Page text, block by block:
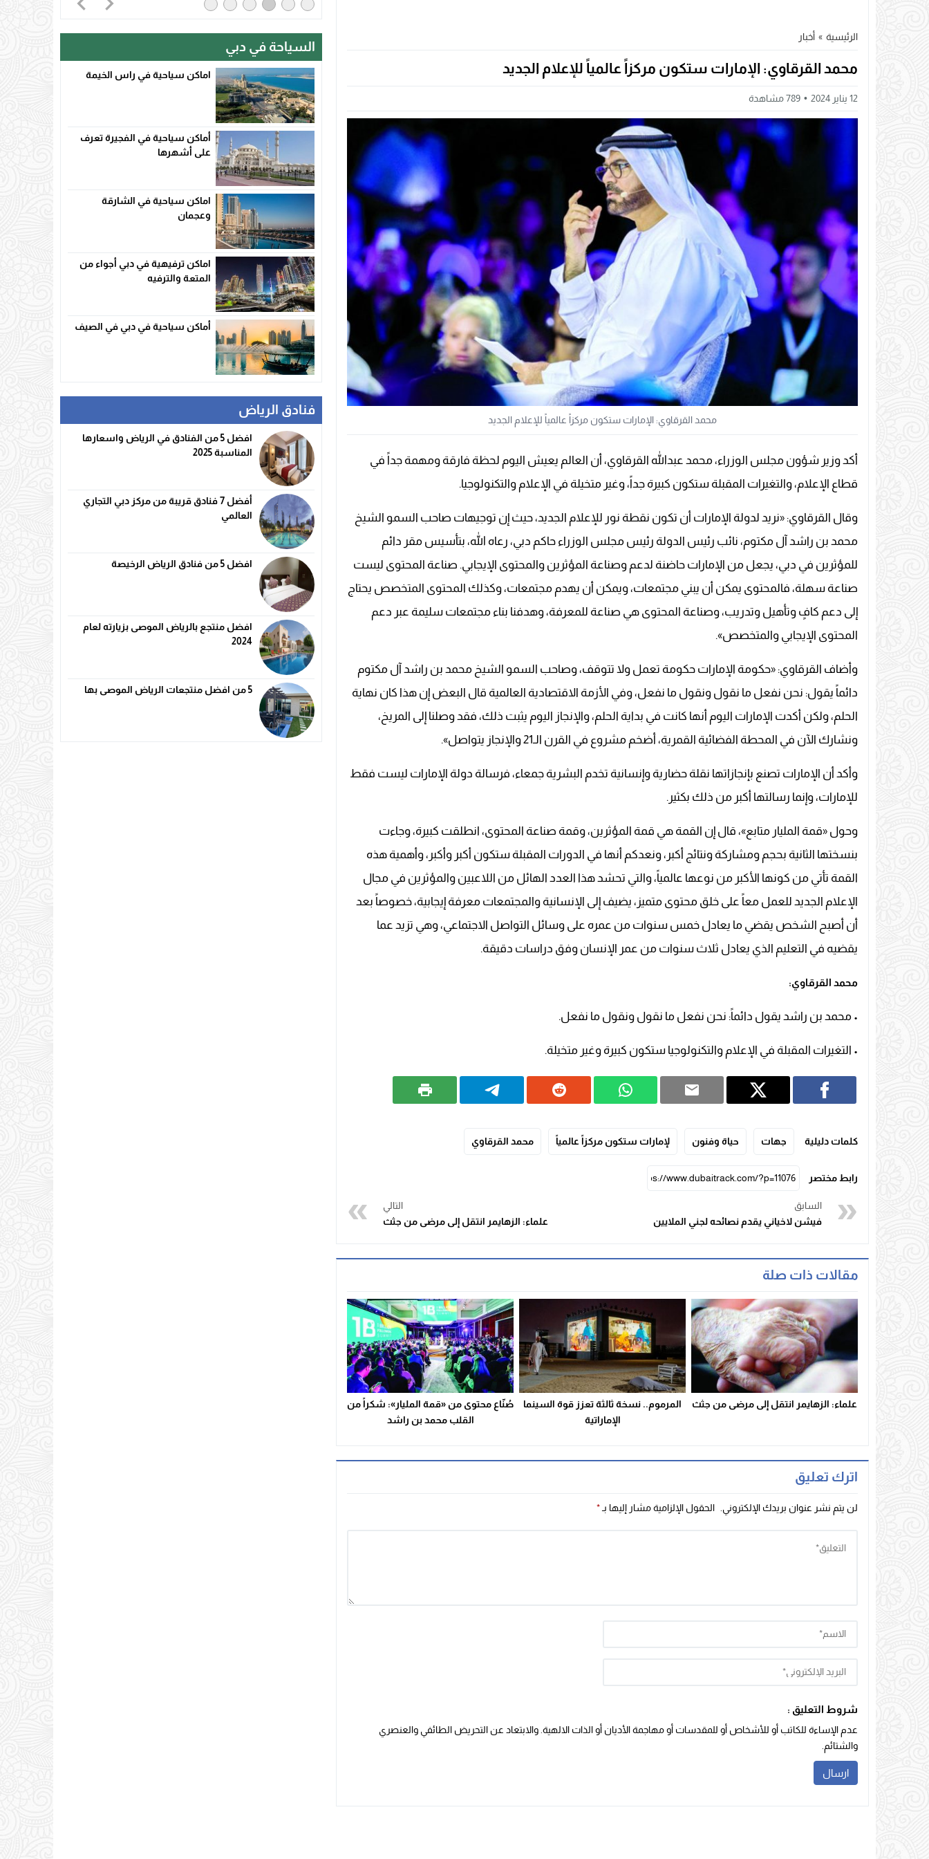
الرئيسية » أخبار
محمد القرقاوي: الإمارات ستكون مركزاً عالمياً للإعلام الجديد
12 يناير 2024 789مشاهدة
محمد القرقاوي: الإمارات ستكون مركزاً عالمياً للإعلام الجديد
أكد وزير شؤون مجلس الوزراء، محمد عبدالله القرقاوي، أن العالم يعيش اليوم لحظة فارقة ومهمة جداً في
قطاع الإعلام، والتغيرات المقبلة ستكون كبيرة جداً، وغير متخيلة في الإعلام والتكنولوجيا.
وقال القرقاوي: «نريد لدولة الإمارات أن تكون نقطة نور للإعلام الجديد، حيث إن توجيهات صاحب السمو الشيخ
محمد بن راشد آل مكتوم، نائب رئيس الدولة رئيس مجلس الوزراء حاكم دبي، رعاه الله، بتأسيس مقر دائم
للمؤثرين في دبي، يجعل من الإمارات حاضنة لدعم وصناعة المؤثرين والمحتوى الإيجابي. صناعة المحتوى ليست
صناعة سهلة، فالمحتوى يمكن أن يبني مجتمعات، ويمكن أن يهدم مجتمعات، وكذلك المحتوى المتخصص يحتاج
إلى دعم كافٍ وتأهيل وتدريب، وصناعة المحتوى هي صناعة للمعرفة، وهدفنا بناء مجتمعات سليمة عبر دعم
المحتوى الإيجابي والمتخصص».
وأضاف القرقاوي: «حكومة الإمارات حكومة تعمل ولا تتوقف، وصاحب السمو الشيخ محمد بن راشد آل مكتوم
دائماً يقول: نحن نفعل ما نقول ونقول ما نفعل، وفي الأزمة الاقتصادية العالمية قال البعض إن هذا كان نهاية
الحلم، ولكن أكدت الإمارات اليوم أنها كانت في بداية الحلم، والإنجاز اليوم يثبت ذلك، فقد وصلنا إلى المريخ،
ونشارك الآن في المحطة الفضائية القمرية، أضخم مشروع في القرن الـ21 والإنجاز يتواصل».
وأكد أن الإمارات تصنع بإنجازاتها نقلة حضارية وإنسانية تخدم البشرية جمعاء، فرسالة دولة الإمارات ليست فقط
للإمارات، وإنما رسالتها أكبر من ذلك بكثير.
وحول «قمة المليار متابع»، قال إن القمة هي قمة المؤثرين، وقمة صناعة المحتوى، انطلقت كبيرة، وجاءت
بنسختها الثانية بحجم ومشاركة ونتائج أكبر، ونعدكم أنها في الدورات المقبلة ستكون أكبر وأكبر، وأهمية هذه
القمة تأتي من كونها الأكبر من نوعها عالمياً، والتي تحشد هذا العدد الهائل من اللاعبين والمؤثرين في مجال
الإعلام الجديد للعمل معاً على خلق محتوى متميز، يضيف إلى الإنسانية والمجتمعات معرفة إيجابية، خصوصاً بعد
أن أصبح الشخص يقضي ما يعادل خمس سنوات من عمره على وسائل التواصل الاجتماعي، وهي تزيد عما
يقضيه في التعليم الذي يعادل ثلاث سنوات من عمر الإنسان وفق دراسات دقيقة.
محمد القرقاوي:
• محمد بن راشد يقول دائماً: نحن نفعل ما نقول ونقول ما نفعل.
• التغيرات المقبلة في الإعلام والتكنولوجيا ستكون كبيرة وغير متخيلة.
كلمات دليلية جهات حياة وفنون لإمارات ستكون مركزاً عالمياً محمد القرقاوي
رابط مختصر
السابق
فيشن لاخياني يقدم نصائحه لجني الملايين
التالي
علماء: الزهايمر انتقل إلى مرضى من جثث
مقالات ذات صلة
علماء: الزهايمر انتقل إلى مرضى من جثث
المرموم.. نسخة ثالثة تعزز قوة السينما
الإماراتية
صُنّاع محتوى من «قمة المليار»: شكراً من
القلب محمد بن راشد
اترك تعليق
لن يتم نشر عنوان بريدك الإلكتروني. الحقول الإلزامية مشار إليها بـ *
شروط التعليق :
عدم الإساءة للكاتب أو للأشخاص أو للمقدسات أو مهاجمة الأديان أو الذات الالهية. والابتعاد عن التحريض الطائفي والعنصري
والشتائم.
السياحة في دبي
اماكن سياحية في راس الخيمة
أماكن سياحية في الفجيرة تعرف
على أشهرها
اماكن سياحية في الشارقة
وعجمان
اماكن ترفيهية في دبي أجواء من
المتعة والترفيه
أماكن سياحية في دبي في الصيف
فنادق الرياض
افضل 5 من الفنادق في الرياض واسعارها
المناسبة 2025
أفضل 7 فنادق قريبة من مركز دبي التجاري
العالمي
افضل 5 من فنادق الرياض الرخيصة
افضل منتجع بالرياض الموصى بزيارته لعام
2024
5 من افضل منتجعات الرياض الموصى بها